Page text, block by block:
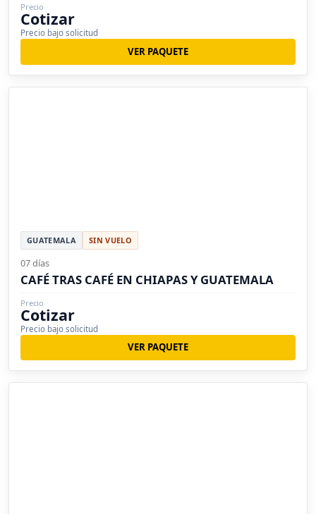
Precio
Cotizar
Precio bajo solicitud
VER PAQUETE
GUATEMALA SIN VUELO
07 días
CAFÉ TRAS CAFÉ EN CHIAPAS Y GUATEMALA
Precio
Cotizar
Precio bajo solicitud
VER PAQUETE